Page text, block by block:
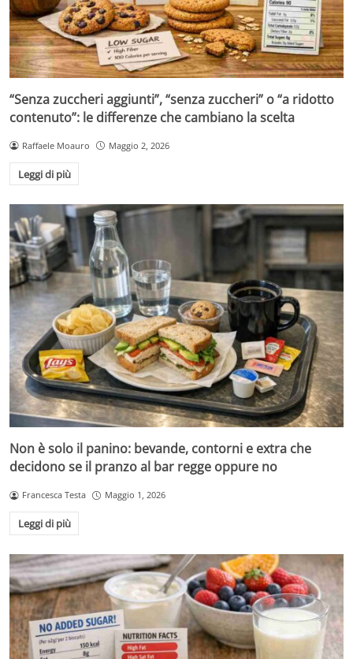
“Senza zuccheri aggiunti”, “senza zuccheri” o “a ridotto
contenuto”: le differenze che cambiano la scelta
Raffaele Moauro Maggio 2, 2026
Leggi di più
Non è solo il panino: bevande, contorni e extra che
decidono se il pranzo al bar regge oppure no
Francesca Testa Maggio 1, 2026
Leggi di più